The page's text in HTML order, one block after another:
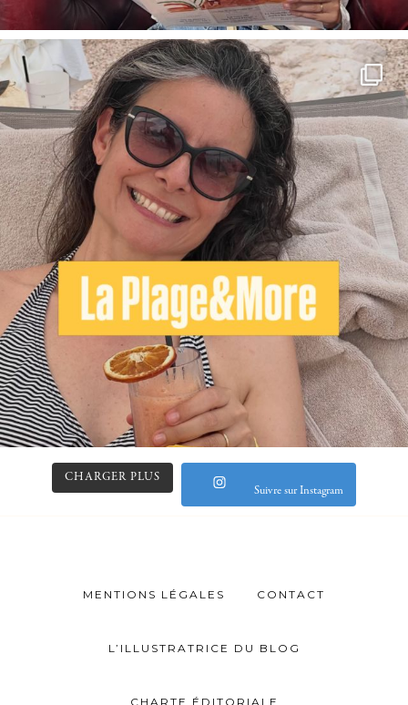
CHARGER PLUS
Suivre sur Instagram
MENTIONS LÉGALES CONTACT
L’ILLUSTRATRICE DU BLOG
CHARTE ÉDITORIALE